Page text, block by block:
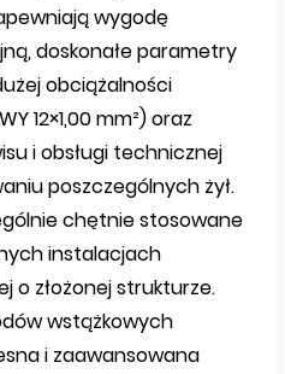
wygodę
doskonałe parametry
obciążalności
12×1,00 mm²) oraz
i obsługi technicznej
poszczególnych żył.
chętnie stosowane
instalacjach
o złożonej strukturze.
wstążkowych
i zaawansowana